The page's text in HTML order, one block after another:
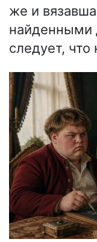
же и
найденными
следует,